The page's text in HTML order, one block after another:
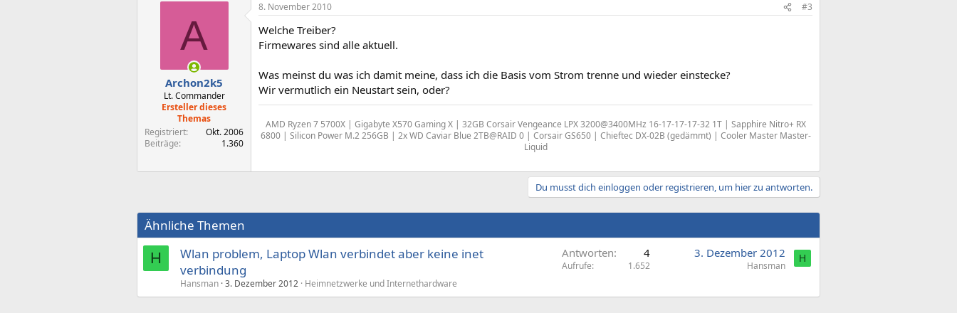
A
Archon2k5
Lt. Commander
Ersteller dieses
Themas
Registriert
Okt. 2006
Beiträge
1.360
8. November 2010 #3
Welche Treiber?
Firmewares sind alle aktuell.
Was meinst du was ich damit meine, dass ich die Basis vom Strom trenne und wieder einstecke?
Wir vermutlich ein Neustart sein, oder?
AMD Ryzen 7 5700X | Gigabyte X570 Gaming X | 32GB Corsair Vengeance LPX 3200@3400MHz 16-17-17-17-32 1T | Sapphire Nitro+ RX
6800 | Silicon Power M.2 256GB | 2x WD Caviar Blue 2TB@RAID 0 | Corsair GS650 | Chieftec DX-02B (gedämmt) | Cooler Master Master-
Liquid
Du musst dich einloggen oder registrieren, um hier zu antworten.
Ähnliche Themen
H
Wlan problem, Laptop Wlan verbindet aber keine inet
verbindung
Hansman 3. Dezember 2012 Heimnetzwerke und Internethardware
Antworten 4
Aufrufe 1.652
3. Dezember 2012
Hansman
H